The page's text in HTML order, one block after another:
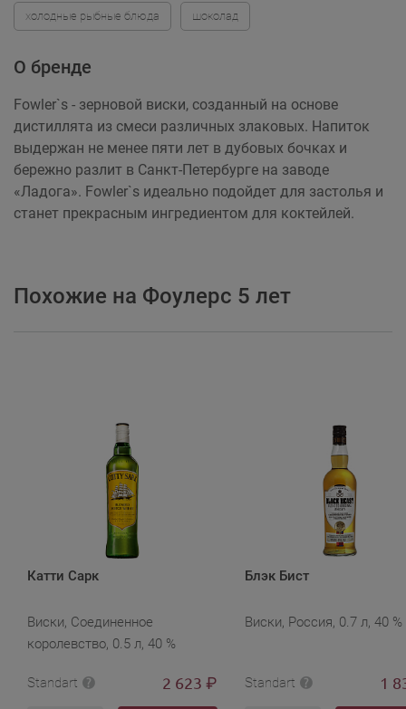
холодные рыбные блюда шоколад
О бренде
Fowler`s - зерновой виски, созданный на основе
дистиллята из смеси различных злаковых. Напиток
выдержан не менее пяти лет в дубовых бочках и
бережно разлит в Санкт-Петербурге на заводе
«Ладога». Fowler`s идеально подойдет для застолья и
станет прекрасным ингредиентом для коктейлей.
Похожие на Фоулерс 5 лет
Катти Сарк
Виски, Соединенное
королевство, 0.5 л, 40 %
Standart 2 623 ₽
Блэк Бист
Виски, Россия, 0.7 л, 40 %
Standart 1